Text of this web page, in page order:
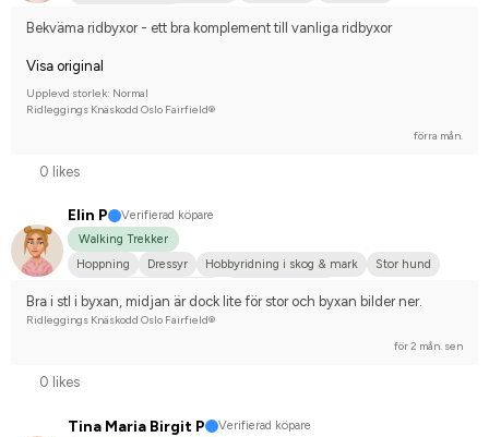
Bekväma ridbyxor - ett bra komplement till vanliga ridbyxor
Visa original
Upplevd storlek: Normal
Ridleggings Knäskodd Oslo Fairfield®
förra mån.
0 likes
Elin P
Verifierad köpare
Walking Trekker
Hoppning
Dressyr Hobbyridning i skog & mark
Stor hund
Bra i stl i byxan, midjan är dock lite för stor och byxan bilder ner.
Ridleggings Knäskodd Oslo Fairfield®
för 2 mån. sen
0 likes
Tina Maria Birgit P
Verifierad köpare